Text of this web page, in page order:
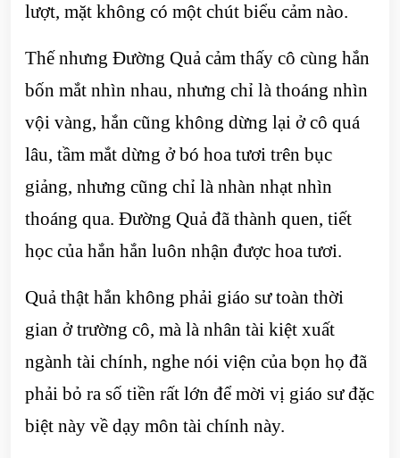
lượt, mặt không có một chút biểu cảm nào.
Thế nhưng Đường Quả cảm thấy cô cùng hắn
bốn mắt nhìn nhau, nhưng chỉ là thoáng nhìn
vội vàng, hắn cũng không dừng lại ở cô quá
lâu, tầm mắt dừng ở bó hoa tươi trên bục
giảng, nhưng cũng chỉ là nhàn nhạt nhìn
thoáng qua. Đường Quả đã thành quen, tiết
học của hắn hắn luôn nhận được hoa tươi.
Quả thật hắn không phải giáo sư toàn thời
gian ở trường cô, mà là nhân tài kiệt xuất
ngành tài chính, nghe nói viện của bọn họ đã
phải bỏ ra số tiền rất lớn để mời vị giáo sư đặc
biệt này về dạy môn tài chính này.